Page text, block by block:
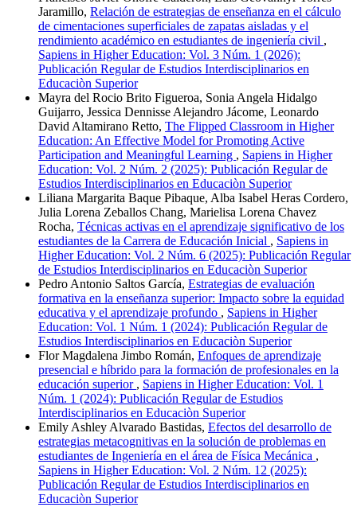
Jaramillo, Relación de estrategias de enseñanza en el cálculo
de cimentaciones superficiales de zapatas aisladas y el
rendimiento académico en estudiantes de ingeniería civil ,
Sapiens in Higher Education: Vol. 3 Núm. 1 (2026):
Publicación Regular de Estudios Interdisciplinarios en
Educaciòn Superior
Mayra del Rocio Brito Figueroa, Sonia Angela Hidalgo
Guijarro, Jessica Dennisse Alejandro Jácome, Leonardo
David Altamirano Retto, The Flipped Classroom in Higher
Education: An Effective Model for Promoting Active
Participation and Meaningful Learning , Sapiens in Higher
Education: Vol. 2 Núm. 2 (2025): Publicación Regular de
Estudios Interdisciplinarios en Educaciòn Superior
Liliana Margarita Baque Pibaque, Alba Isabel Heras Cordero,
Julia Lorena Zeballos Chang, Marielisa Lorena Chavez
Rocha, Técnicas activas en el aprendizaje significativo de los
estudiantes de la Carrera de Educación Inicial , Sapiens in
Higher Education: Vol. 2 Núm. 6 (2025): Publicación Regular
de Estudios Interdisciplinarios en Educaciòn Superior
Pedro Antonio Saltos García, Estrategias de evaluación
formativa en la enseñanza superior: Impacto sobre la equidad
educativa y el aprendizaje profundo , Sapiens in Higher
Education: Vol. 1 Núm. 1 (2024): Publicación Regular de
Estudios Interdisciplinarios en Educaciòn Superior
Flor Magdalena Jimbo Román, Enfoques de aprendizaje
presencial e híbrido para la formación de profesionales en la
educación superior , Sapiens in Higher Education: Vol. 1
Núm. 1 (2024): Publicación Regular de Estudios
Interdisciplinarios en Educaciòn Superior
Emily Ashley Alvarado Bastidas, Efectos del desarrollo de
estrategias metacognitivas en la solución de problemas en
estudiantes de Ingeniería en el área de Física Mecánica ,
Sapiens in Higher Education: Vol. 2 Núm. 12 (2025):
Publicación Regular de Estudios Interdisciplinarios en
Educaciòn Superior